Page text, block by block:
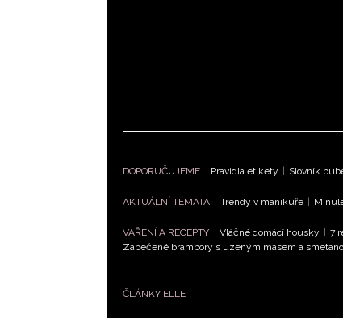
DOPORUČUJEME Pravidla etikety Slovník
AKTUÁLNÍ TÉMATA Trendy v manikúře
VAŘENÍ A RECEPTY Vláčné domácí housky 7
Zapečené brambory s uzeným masem a
ČLÁNKY ELLE